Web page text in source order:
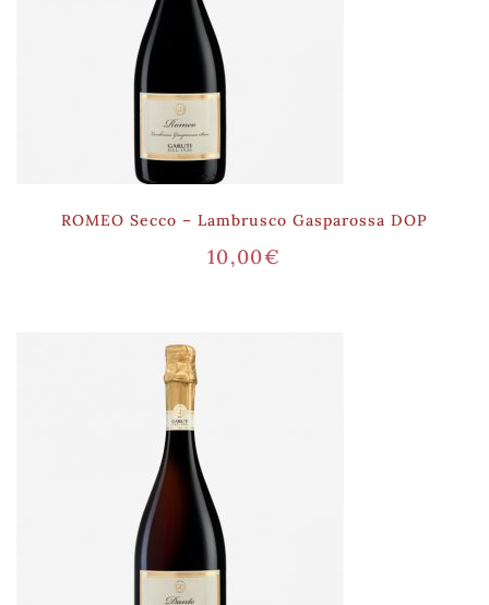
ROMEO Secco – Lambrusco Gasparossa DOP
10,00€